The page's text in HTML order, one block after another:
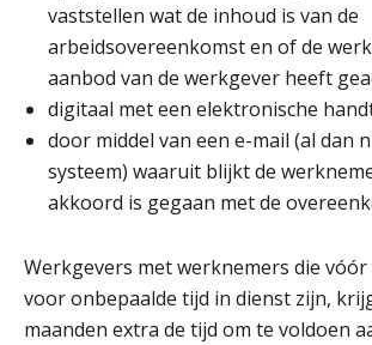
vaststellen wat de inhoud is van de
arbeidsovereenkomst en of de
aanbod van de werkgever heeft
digitaal met een elektronische
door middel van een e-mail (al dan
systeem) waaruit blijkt de
akkoord is gegaan met de
Werkgevers met werknemers die vóór
voor onbepaalde tijd in dienst zijn,
maanden extra de tijd om te voldoen